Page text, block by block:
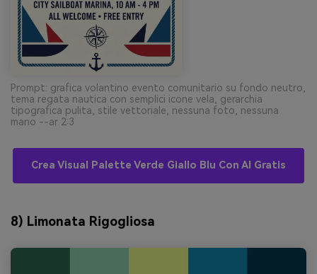
Prompt: grafica volantino evento comunitario su fondo neutro,
tema regata nautica con semplici icone vela, gerarchia
tipografica pulita, stile vettoriale, nessuna foto, nessuna
mano --ar 2:3
Crea Visual Palette Verde Giallo Blu Con AI Gratis
8) Limonata Rigogliosa